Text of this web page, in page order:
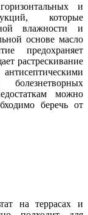
и
которые
влажности и
основе масло
предохраняет
растрескивание
можно
беречь от
на террасах и